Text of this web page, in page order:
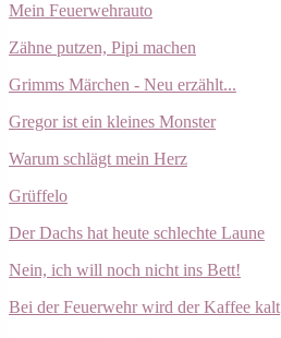
Mein Feuerwehrauto
Zähne putzen, Pipi machen
Grimms Märchen - Neu erzählt...
Gregor ist ein kleines Monster
Warum schlägt mein Herz
Grüffelo
Der Dachs hat heute schlechte Laune
Nein, ich will noch nicht ins Bett!
Bei der Feuerwehr wird der Kaffee kalt